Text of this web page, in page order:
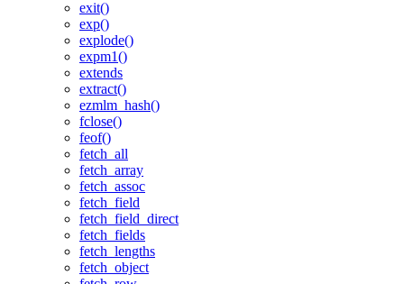
exit()
exp()
explode()
expm1()
extends
extract()
ezmlm_hash()
fclose()
feof()
fetch_all
fetch_array
fetch_assoc
fetch_field
fetch_field_direct
fetch_fields
fetch_lengths
fetch_object